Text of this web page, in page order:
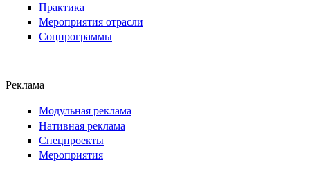
Практика
Мероприятия отрасли
Соцпрограммы
Реклама
Модульная реклама
Нативная реклама
Спецпроекты
Мероприятия